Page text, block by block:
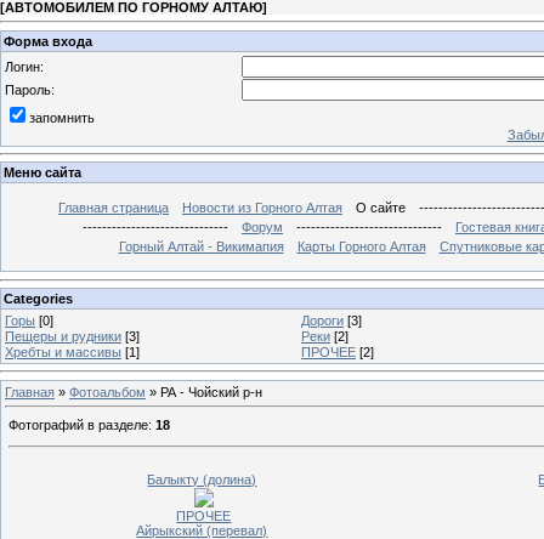
[АВТОМОБИЛЕМ ПО ГОРНОМУ АЛТАЮ]
Форма входа
Логин:
Пароль:
запомнить
Меню сайта
Главная страница Новости из Горного Алтая О сайте
------------------------------
Форум ------------------------------
Гостевая
Горный Алтай - Викимапия
Карты Горного Алтая Спутниковые
Categories
Горы [0] Дороги [3]
Пещеры и рудники [3] Реки [2]
Хребты и массивы [1] ПРОЧЕЕ [2]
Главная » Фотоальбом » РА - Чойский р-н
Фотографий в разделе: 18
Балыкту (долина)
ПРОЧЕЕ
Айрыкский (перевал)